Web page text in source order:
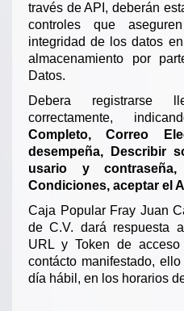
través de API, deberán
controles que
integridad de los datos
almacenamiento por
Datos.
Debera registrarse
correctamente,
Completo, Correo
desempeña, Describir
usario y
Condiciones, aceptar el
Caja Popular Fray Juan
de C.V. dará respuesta
URL y Token de
contácto manifestado,
día hábil, en los horarios